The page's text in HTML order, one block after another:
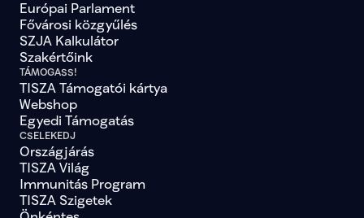
Európai Parlament
Fővárosi közgyűlés
SZJA Kalkulátor
Szakértőink
TÁMOGASS!
TISZA Támogatói kártya
Webshop
Egyedi Támogatás
CSELEKEDJ
Országjárás
TISZA Világ
Immunitás Program
TISZA Szigetek